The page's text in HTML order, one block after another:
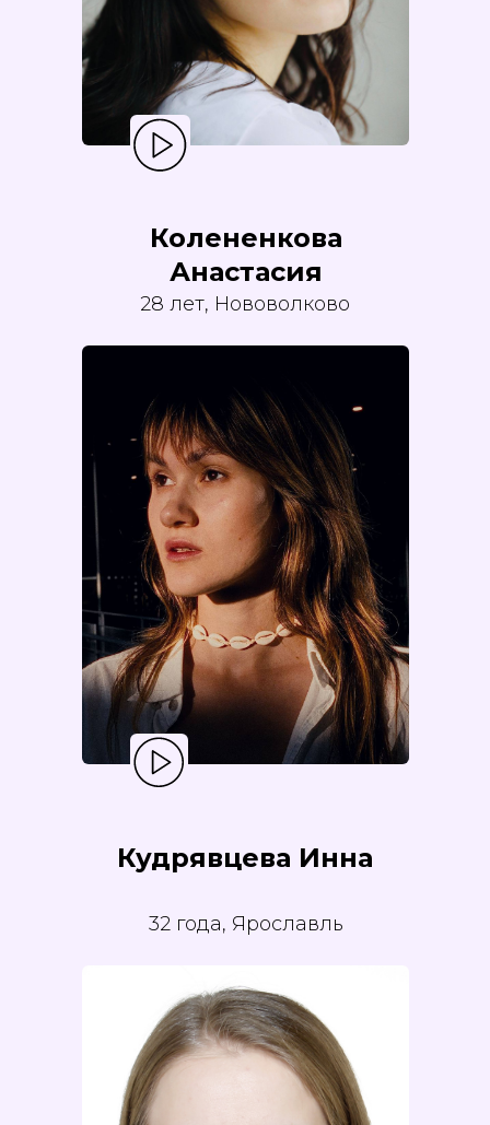
Колененкова
Анастасия
28 лет, Нововолково
Кудрявцева Инна
32 года, Ярославль